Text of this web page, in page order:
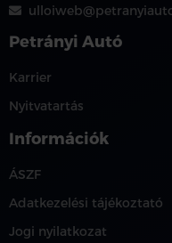
Petrányi Autó
Karrier
Nyitvatartás
Információk
ÁSZF
Adatkezelési tájékoztató
Jogi nyilatkozat